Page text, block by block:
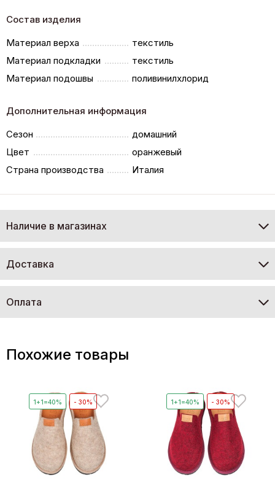
Состав изделия
Материал верха
текстиль
Материал подкладки
текстиль
Материал подошвы
поливинилхлорид
Дополнительная информация
Сезон
домашний
Цвет
оранжевый
Страна производства
Италия
Наличие в магазинах
Доставка
Оплата
Похожие товары
1+1=40% - 30% 1+1=40% - 30%